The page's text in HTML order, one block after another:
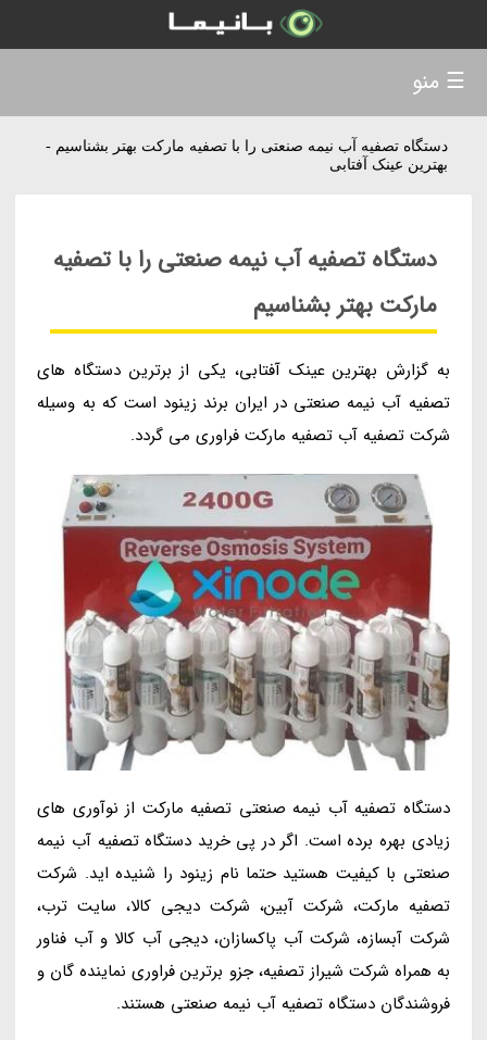
دستگاه تصفیه آب نیمه صنعتی را با تصفیه مارکت بهتر بشناسیم -
بهترین عینک آفتابی
دستگاه تصفیه آب نیمه صنعتی را با تصفیه
مارکت بهتر بشناسیم
به گزارش بهترین عینک آفتابی، یکی از برترین دستگاه های
تصفیه آب نیمه صنعتی در ایران برند زینود است که به وسیله
شرکت تصفیه آب تصفیه مارکت فراوری می گردد.
دستگاه تصفیه آب نیمه صنعتی تصفیه مارکت از نوآوری های
زیادی بهره برده است. اگر در پی خرید دستگاه تصفیه آب نیمه
صنعتی با کیفیت هستید حتما نام زینود را شنیده اید. شرکت
تصفیه مارکت، شرکت آبین، شرکت دیجی کالا، سایت ترب،
شرکت آبسازه، شرکت آب پاکسازان، دیجی آب کالا و آب فناور
به همراه شرکت شیراز تصفیه، جزو برترین فراوری نماینده گان و
فروشندگان دستگاه تصفیه آب نیمه صنعتی هستند.
☰ منو